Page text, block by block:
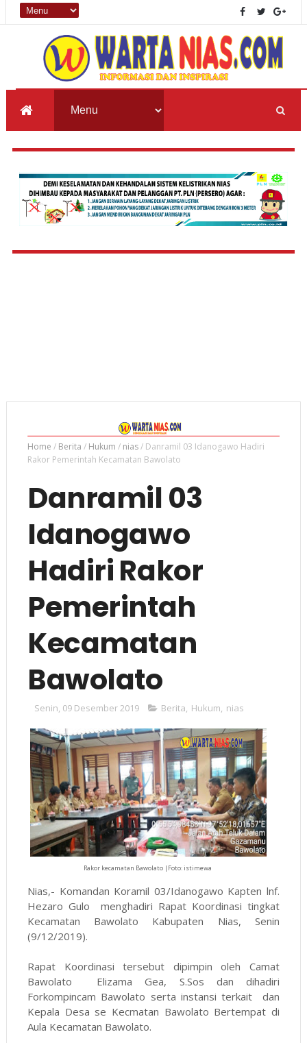
Home / Berita / Hukum / nias/ Danramil 03 Idanogawo Hadiri
Rakor Pemerintah Kecamatan Bawolato
Danramil 03
Idanogawo
Hadiri Rakor
Pemerintah
Kecamatan
Bawolato
Senin, 09 Desember 2019 Berita, Hukum, nias
Rakor kecamatan Bawolato |Foto: istimewa
Nias,- Komandan Koramil 03/Idanogawo Kapten lnf.
Hezaro Gulo menghadiri Rapat Koordinasi tingkat
Kecamatan Bawolato Kabupaten Nias, Senin
(9/12/2019).
Rapat Koordinasi tersebut dipimpin oleh Camat
Bawolato Elizama Gea, S.Sos dan dihadiri
Forkompincam Bawolato serta instansi terkait dan
Kepala Desa se Kecmatan Bawolato Bertempat di
Aula Kecamatan Bawolato.